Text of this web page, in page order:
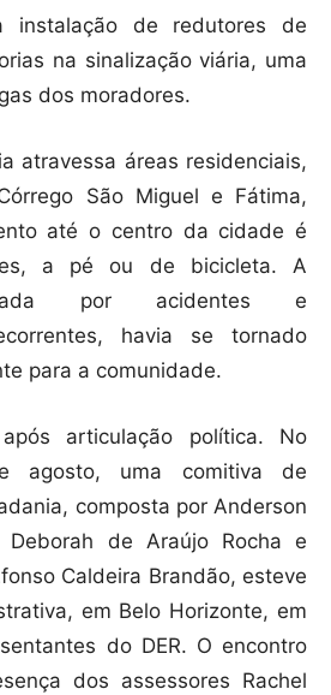
instalação de redutores de
na sinalização viária, uma
dos moradores.
atravessa áreas residenciais,
São Miguel e Fátima,
até o centro da cidade é
a pé ou de bicicleta. A
por acidentes e
havia se tornado
para a comunidade.
articulação política. No
agosto, uma comitiva de
composta por Anderson
Deborah de Araújo Rocha e
Caldeira Brandão, esteve
em Belo Horizonte, em
do DER. O encontro
dos assessores Rachel